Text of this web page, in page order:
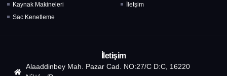
Kaynak Makineleri
Sac Kenetleme
İletşim
İletişim
Alaaddinbey Mah. Pazar Cad. NO:27/C D:C, 16220